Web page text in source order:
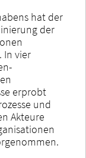
hat der
der
In vier
erprobt
und
Akteure